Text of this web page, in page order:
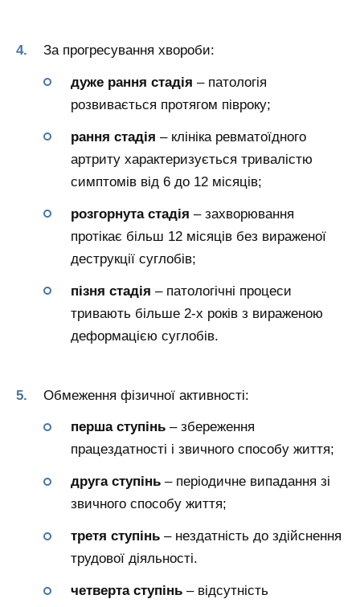
За прогресування хвороби:
дуже рання стадія – патологія
розвивається протягом півроку;
рання стадія – клініка ревматоїдного
артриту характеризується тривалістю
симптомів від 6 до 12 місяців;
розгорнута стадія – захворювання
протікає більш 12 місяців без вираженої
деструкції суглобів;
пізня стадія – патологічні процеси
тривають більше 2-х років з вираженою
деформацією суглобів.
Обмеження фізичної активності:
перша ступінь – збереження
працездатності і звичного способу життя;
друга ступінь – періодичне випадання зі
звичного способу життя;
третя ступінь – нездатність до здійснення
трудової діяльності.
четверта ступінь – відсутність